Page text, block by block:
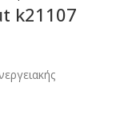
k21107